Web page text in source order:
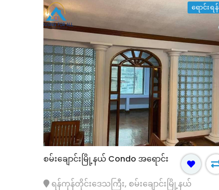
ရောင်းရန်
စမ်းချောင်းမြို့နယ် Condo အရောင်း
ရန်ကုန်တိုင်းဒေသကြီး, စမ်းချောင်းမြို့နယ်